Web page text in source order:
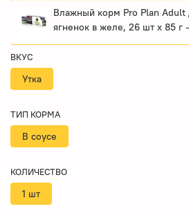
Влажный корм Pro Plan Adult
ягненок в желе, 26 шт x 85 г -
ВКУС
Утка
ТИП КОРМА
В соусе
КОЛИЧЕСТВО
1 шт